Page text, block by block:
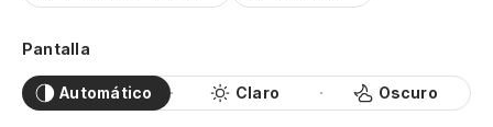
Pantalla
Automático Claro Oscuro